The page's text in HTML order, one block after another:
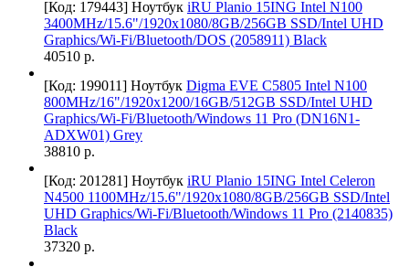
[Код: 179443] Ноутбук iRU Planio 15ING Intel N100
3400MHz/15.6"/1920x1080/8GB/256GB SSD/Intel UHD
Graphics/Wi-Fi/Bluetooth/DOS (2058911) Black
40510 р.
[Код: 199011] Ноутбук Digma EVE C5805 Intel N100
800MHz/16"/1920х1200/16GB/512GB SSD/Intel UHD
Graphics/Wi-Fi/Bluetooth/Windows 11 Pro (DN16N1-
ADXW01) Grey
38810 р.
[Код: 201281] Ноутбук iRU Planio 15ING Intel Celeron
N4500 1100MHz/15.6"/1920x1080/8GB/256GB SSD/Intel
UHD Graphics/Wi-Fi/Bluetooth/Windows 11 Pro (2140835)
Black
37320 р.